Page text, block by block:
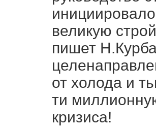
великую
пишет
от холода и
ти
кризиса!